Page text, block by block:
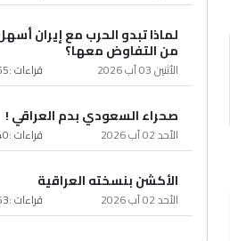
لماذا تبدو الحرب مع إيران
من التفاوض معها؟
الأثنين 03 آب 2026 قراءات :
صحراء السعودي بدم العراقي !
الأحد 02 آب 2026 قراءات :
الأكشن بنسخته العراقية
الأحد 02 آب 2026 قراءات :